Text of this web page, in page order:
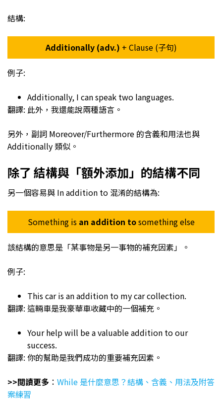
結構:
Additionally (adv.) + Clause (子句)
例子:
Additionally, I can speak two languages.
翻譯: 此外，我還能說兩種語言。
另外，副詞 Moreover/Furthermore 的含義和用法也與
Additionally 類似。
除了 結構與「額外添加」的結構不同
另一個容易與 In addition to 混淆的結構為:
Something isan addition tosomething else
該結構的意思是「某事物是另一事物的補充因素」。
例子:
This car is an addition to my car collection.
翻譯: 這輛車是我豪華車收藏中的一個補充。
Your help will be a valuable addition to our
success.
翻譯: 你的幫助是我們成功的重要補充因素。
>>閲讀更多 ： While 是什麼意思？結構、含義、用法及附答
案練習